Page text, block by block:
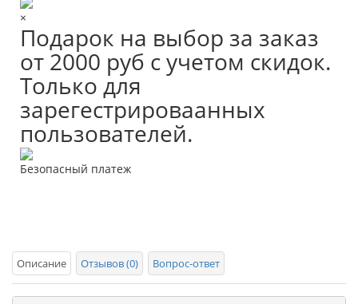
×
Подарок на выбор за заказ
от 2000 руб с учетом скидок.
Только для
зарегестрироваанных
пользователей.
Безопасный платеж
Описание Отзывов (0) Вопрос-ответ